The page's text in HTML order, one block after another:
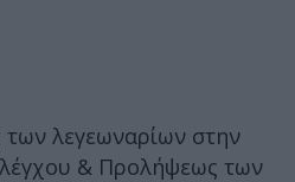
λεγεωναρίων στην
& Προλήψεως των